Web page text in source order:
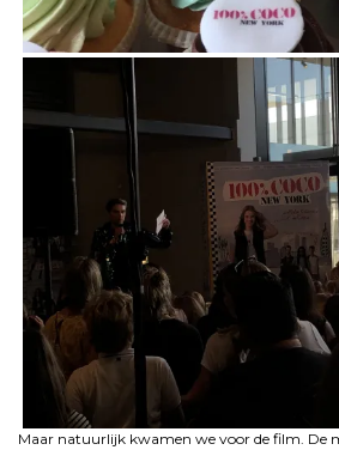
Maar natuurlijk kwamen we voor de film. De